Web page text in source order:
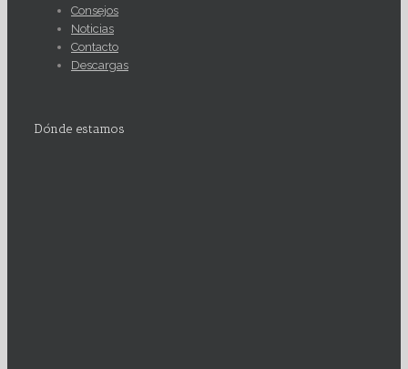
Consejos
Noticias
Contacto
Descargas
Dónde estamos